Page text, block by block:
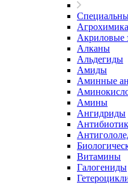
Акриловые
Алканы
Альдегиды
Амиды
Аминные
Амины
Ангидриды
Витамины
Галогениды